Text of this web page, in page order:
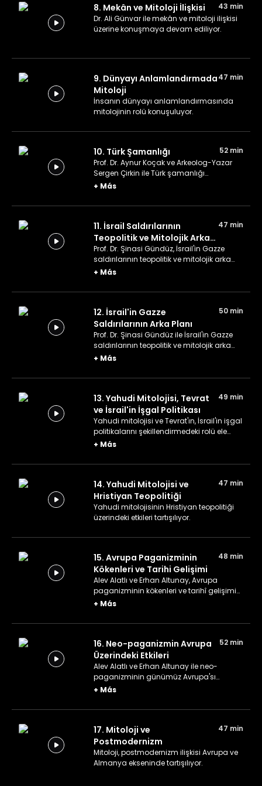
8. Mekân ve Mitoloji İlişkisi
43 min
Dr. Ali Günvar ile mekân ve mitoloji ilişkisi
üzerine konuşmaya devam ediliyor.
9. Dünyayı Anlamlandırmada
Mitoloji
47 min
İnsanın dünyayı anlamlandırmasında
mitolojinin rolü konuşuluyor.
10. Türk Şamanlığı
52 min
Prof. Dr. Aynur Koçak ve Arkeolog-Yazar
Sergen Çirkin ile Türk şamanlığı
konuşuluyor.
+ Más
11. İsrail Saldırılarının
Teopolitik ve Mitolojik Arka
Planı
47 min
Prof. Dr. Şinasi Gündüz, İsrail'in Gazze
saldırılarının teopolitik ve mitolojik arka
planını ele alıyor.
+ Más
12. İsrail'in Gazze
Saldırılarının Arka Planı
50 min
Prof. Dr. Şinasi Gündüz ile İsrail'in Gazze
saldırılarının teopolitik ve mitolojik arka
planı konuşulmaya devam ediyor.
+ Más
13. Yahudi Mitolojisi, Tevrat
ve İsrail'in İşgal Politikası
49 min
Yahudi mitolojisi ve Tevrat'ın, İsrail'in işgal
politikalarını şekillendirmedeki rolü ele
alınıyor
+ Más
14. Yahudi Mitolojisi ve
Hristiyan Teopolitiği
47 min
Yahudi mitolojisinin Hristiyan teopolitiği
üzerindeki etkileri tartışılıyor.
15. Avrupa Paganizminin
Kökenleri ve Tarihi Gelişimi
48 min
Alev Alatlı ve Erhan Altunay, Avrupa
paganizminin kökenleri ve tarihî gelişimini
konuşuyor.
+ Más
16. Neo-paganizmin Avrupa
Üzerindeki Etkileri
52 min
Alev Alatlı ve Erhan Altunay ile neo-
paganizminin günümüz Avrupa'sı
üzerindeki etkileri konuşuluyor.
+ Más
17. Mitoloji ve
Postmodernizm
47 min
Mitoloji, postmodernizm ilişkisi Avrupa ve
Almanya ekseninde tartışılıyor.